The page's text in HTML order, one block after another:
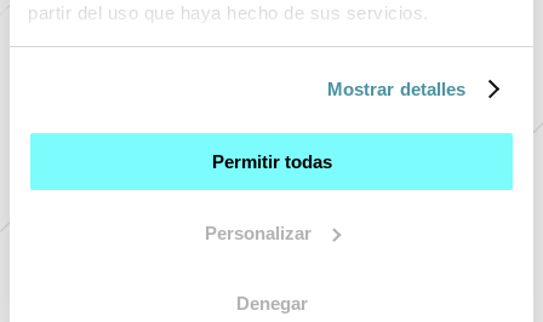
partir del uso que haya hecho de sus servicios.
Mostrar detalles
Permitir todas
Personalizar
Denegar
segreti custoditi risultavano cifrati e quindi
completamente illeggibili in mancanza del diritto di
decodificarle, conferito dal proprietario con la super